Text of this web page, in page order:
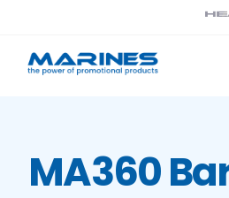
content
Tehnologije tiska
MA360